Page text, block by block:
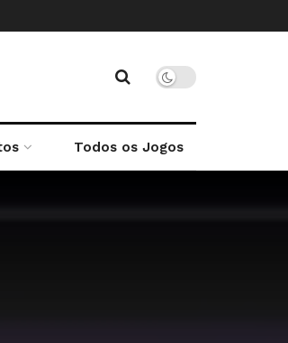
Todos os Jogos